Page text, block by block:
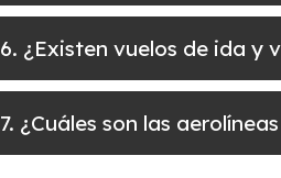
6. ¿Existen vuelos de ida y
7. ¿Cuáles son las